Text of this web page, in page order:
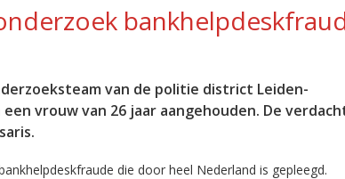
van de politie district Leiden-
vrouw van 26 jaar aangehouden. De
die door heel Nederland is gepleegd.